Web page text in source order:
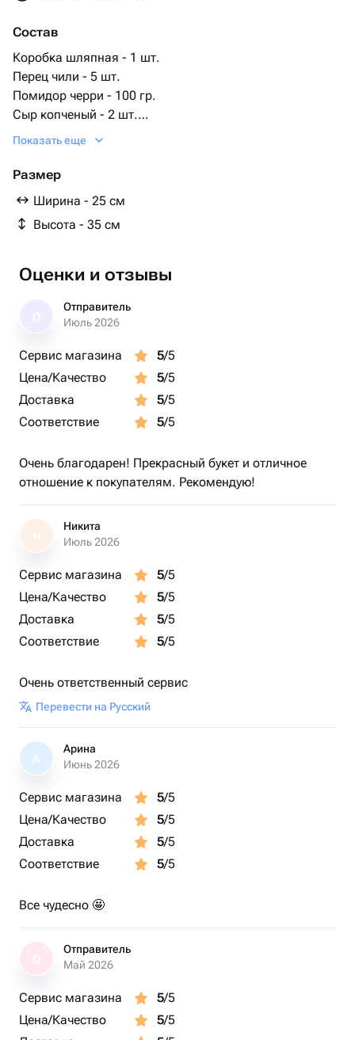
Состав
Коробка шляпная - 1 шт.
Перец чили - 5 шт.
Помидор черри - 100 гр.
Сыр копченый - 2 шт.
Колбаса копченная - 150 гр.
зелень для декора - 50 гр.
Показать еще
Размер
Ширина - 25 см
Высота - 35 см
Оценки и отзывы
Отправитель
Июль 2026
Сервис магазина 5/5
Цена/Качество
5/5
Доставка
5/5
Соответствие
5/5
Очень благодарен! Прекрасный букет и отличное
отношение к покупателям. Рекомендую!
Н
Никита
Июль 2026
Сервис магазина 5/5
Цена/Качество
5/5
Доставка
5/5
Соответствие
5/5
Очень ответственный сервис
Перевести на Русский
А
Арина
Июнь 2026
Сервис магазина 5/5
Цена/Качество
5/5
Доставка
5/5
Соответствие
5/5
Все чудесно 🤩
Отправитель
Май 2026
Сервис магазина 5/5
Цена/Качество
5/5